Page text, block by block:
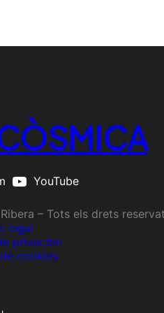
YouTube
– Tots els drets
legal
privacitat
cookies